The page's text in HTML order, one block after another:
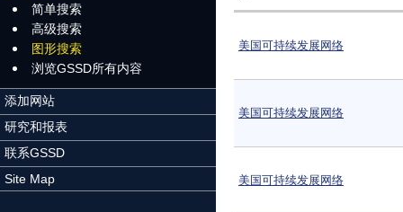
简单搜索
高级搜索
图形搜索
浏览GSSD所有内容
添加网站
研究和报表
联系GSSD
Site Map
美国可持续发展网络
美国可持续发展网络
美国可持续发展网络